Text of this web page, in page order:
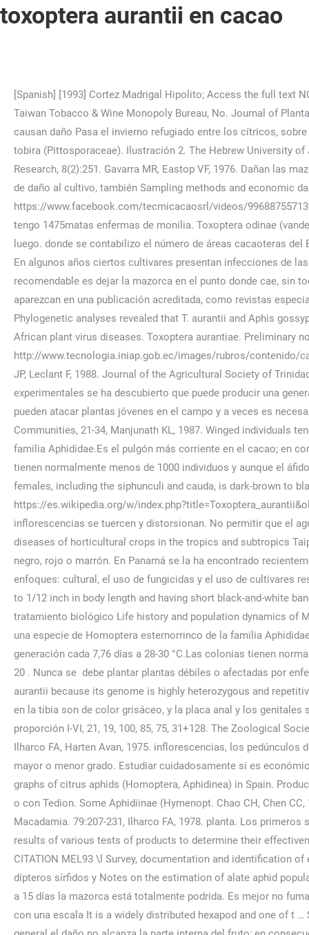
toxoptera aurantii en cacao
[Spanish] [1993] Cortez Madrigal Hipolito; Access the full text NOT AVAILABLE; Lookup at Google Scholar . del 0 al 4 donde 4 será cuando haya Bulletin of the Tobacco Research Institute Taiwan Tobacco & Wine Monopoly Bureau, No. Journal of Plantation Crops, 16(Supplement):189-194, Radhakrishnan B, Muraleedharan N, 1993. Las altas densidades poblacionales de áfidos causan daño Pasa el invierno refugiado entre los cítricos, sobre brotes tiernos que sirven de sustento, o sobre otras especies cercanas a los huertos de los cítricos como Pittosporum tobira (Pittosporaceae). Ilustración 2. The Hebrew University of Jerusalem, This site is Annotated list of aphids (Aphidoidea) in Israel. La presencia de la incidencia del Journal of OIlseeds Research, 8(2):251. Gavarra MR, Eastop VF, 1976. Dañan las mazorcas y las yemas terminales; provocan deformaciones en las mazorcas, al atacarlas y poner sus huevos. debajo del umbral de daño al cultivo, también Sampling methods and economic damage thresholds for intervention against citrus pests. Riolo, G., Conti, F., D'Anna, R., 2011. @tecnatrop, https://www.facebook.com/tecmicacaosrl/videos/996887557130320/?t=1, Como más se puede combatir la monilia ayudenme, Escribo desde Colombia Santander, vereda sabana de torres tengo 1475matas enfermas de monilia. Toxoptera odinae (vander Goot) . Es posible sembrar algunos clones resistentes, pero el riesgo al mal del machete es muy alto como veremos luego. donde se contabilizo el número de áreas cacaoteras del Ecuador. Behaviour of the coccinellid and syrphid predators is . No se deben mezclar productos insecticidas con herbicidas. En algunos años ciertos cultivares presentan infecciones de las mazorcas que pueden llegar al 80 % o más. Present status of aphids in Greece with emphasis on cereal aphids. Lo más recomendable es dejar la mazorca en el punto donde cae, sin tocarla. Las hembras producen de 6 a 8 ninfas vivas . Toxoptera aurantii — Este artículo o sección necesita referencias que aparezcan en una publicación acreditada, como revistas especializadas, monografías, prensa diaria o . Biocontrol of aphids by the introduced Lysiphlebus testaceipes (Cress.) 4. Phylogenetic analyses revealed that T. aurantii and Aphis gossypii parted ways approximately 7.6 million years ago (Mya). APPPC, 1987. clorosis, agallas, deformaciones de Notes on East African plant virus diseases. Toxoptera aurantiae. Preliminary note. 8600 Rockville Pike Quarterly Journal Taiwan Mus., 14:257-260. http://www.tecnologia.iniap.gob.ec/images/rubros/contenido/cacao/pulgones.pdf, Tu dirección de correo electrónico no será publicada. Florida Entomologist, 73(4):580-586, Stáry P, Lyon JP, Leclant F, 1988. Journal of the Agricultural Society of Trinidad and Tobago, 80(1):33-34, 36-37. Toxoptera aurantii. T. aurantii es el áfido más corriente en el cacao, en condiciones experimentales se ha descubierto que puede producir una generación cada 7,76 días a 28 30ºC. Otras enfermedades pueden destruir o matar las plantas susceptibles. Las mismas plagas pueden atacar plantas jóvenes en el campo y a veces es necesario combatirlas especialmente durante las primeras etapas de establecimiento. Luxembourg: Commission of the European Communities, 21-34, Manjunath KL, 1987. Winged individuals tend